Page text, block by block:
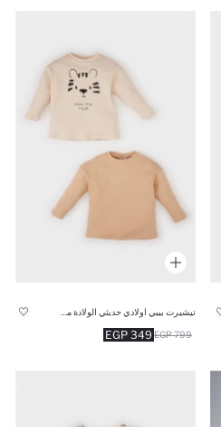
349 EGP 799 EGP